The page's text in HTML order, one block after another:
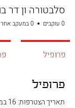
פרופיל
תאריך הצטרפות: 16 במרץ 2022
0 עוקבים 0 במעקב אחר
פרופיל